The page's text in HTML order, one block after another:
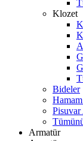
Klozet
Bideler
Armatür